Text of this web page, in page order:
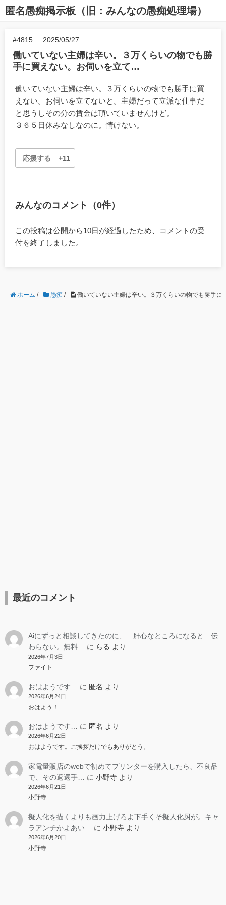
匿名愚痴掲示板（旧：みんなの愚痴処理場）
#4815 2025/05/27
働いていない主婦は辛い。３万くらいの物でも勝
手に買えない。お伺いを立て…
働いていない主婦は辛い。３万くらいの物でも勝手に買
えない。お伺いを立てないと。主婦だって立派な仕事だ
と思うしその分の賃金は頂いていませんけど。
３６５日休みなしなのに。情けない。
応援する +11
みんなのコメント（0件）
この投稿は公開から10日が経過したため、コメントの受
付を終了しました。
ホーム / 愚痴 / 働いていない主婦は辛い。３万くらいの物でも勝手に
最近のコメント
Aiにずっと相談してきたのに、 肝心なところになると 伝
わらない。無料…
に らる より
2026年7月3日
ファイト
おはようです… に 匿名 より
2026年6月24日
おはよう！
おはようです… に 匿名 より
2026年6月22日
おはようです。ご挨拶だけでもありがとう。
家電量販店のwebで初めてプリンターを購入したら、不良品
で、その返還手…
に 小野寺より
2026年6月21日
小野寺
擬人化を描くよりも画力上げろよ下手くそ擬人化厨が。キャ
ラアンチかよあい…
に 小野寺より
2026年6月20日
小野寺